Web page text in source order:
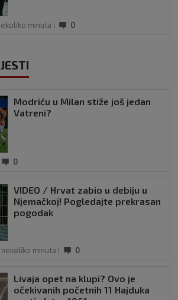
minuta 0
Modriću u Milan stiže još jedan
Vatreni?
0
VIDEO / Hrvat zabio u debiju u
Njemačkoj! Pogledajte prekrasan
pogodak
minuta 0
Livaja opet na klupi? Ovo je
očekivanih početnih 11 Hajduka